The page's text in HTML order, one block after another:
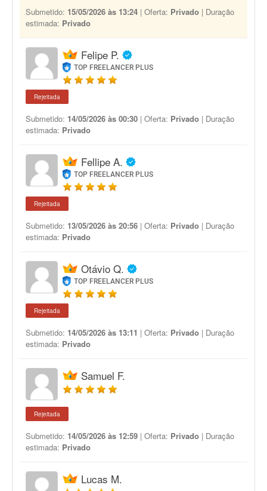
Submetido: 15/05/2026 às 13:24 | Oferta: Privado | Duração
estimada: Privado
Felipe P.
TOP FREELANCER PLUS
Rejeitada
Submetido: 14/05/2026 às 00:30 | Oferta: Privado | Duração
estimada: Privado
Fellipe A.
TOP FREELANCER PLUS
Rejeitada
Submetido: 13/05/2026 às 20:56 | Oferta: Privado | Duração
estimada: Privado
Otávio Q.
TOP FREELANCER PLUS
Rejeitada
Submetido: 14/05/2026 às 13:11 | Oferta: Privado | Duração
estimada: Privado
Samuel F.
Rejeitada
Submetido: 14/05/2026 às 12:59 | Oferta: Privado | Duração
estimada: Privado
Lucas M.